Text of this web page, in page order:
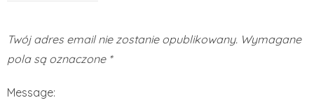
Twój adres email nie zostanie opublikowany. Wymagane
pola są oznaczone *
Message: